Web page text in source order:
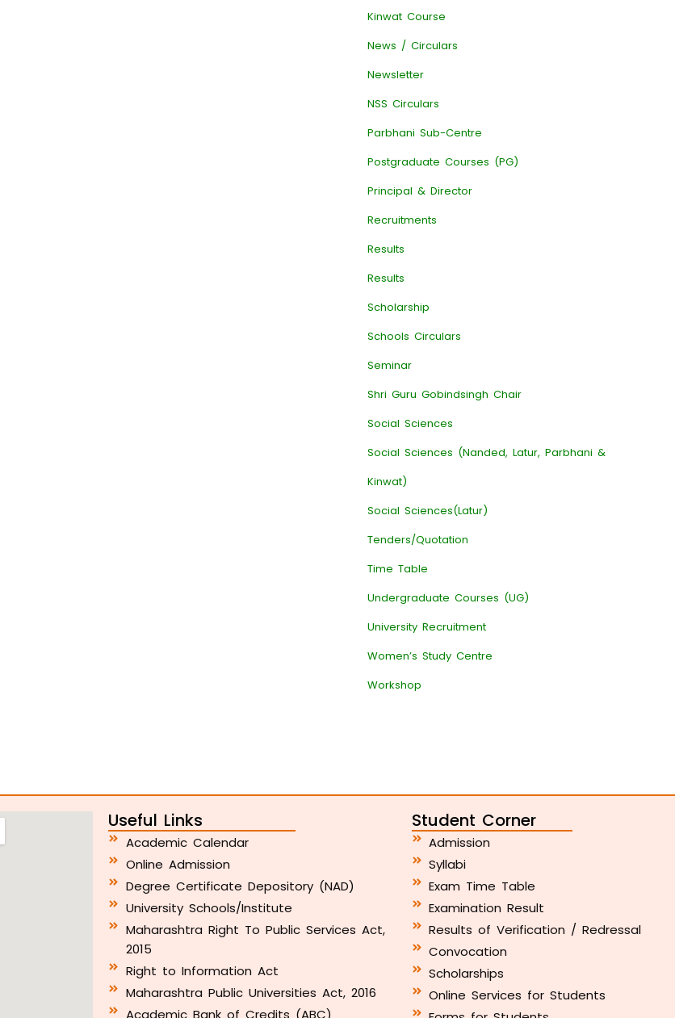
Kinwat Course
News / Circulars
Newsletter
NSS Circulars
Parbhani Sub-Centre
Postgraduate Courses (PG)
Principal & Director
Recruitments
Results
Results
Scholarship
Schools Circulars
Seminar
Shri Guru Gobindsingh Chair
Social Sciences
Social Sciences (Nanded, Latur, Parbhani &
Kinwat)
Social Sciences(Latur)
Tenders/Quotation
Time Table
Undergraduate Courses (UG)
University Recruitment
Women’s Study Centre
Workshop
Useful Links
Academic Calendar
Online Admission
Degree Certificate Depository (NAD)
University Schools/Institute
Maharashtra Right To Public Services Act,
2015
Right to Information Act
Maharashtra Public Universities Act, 2016
Academic Bank of Credits (ABC)
Student Corner
Admission
Syllabi
Exam Time Table
Examination Result
Results of Verification / Redressal
Convocation
Scholarships
Online Services for Students